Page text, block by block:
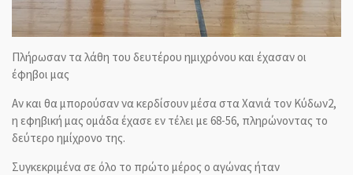
Πλήρωσαν τα λάθη του δευτέρου ημιχρόνου και έχασαν οι
έφηβοι μας
Αν και θα μπορούσαν να κερδίσουν μέσα στα Χανιά τον Κύδων2,
η εφηβική μας ομάδα έχασε εν τέλει με 68-56, πληρώνοντας το
δεύτερο ημίχρονο της.
Συγκεκριμένα σε όλο το πρώτο μέρος ο αγώνας ήταν